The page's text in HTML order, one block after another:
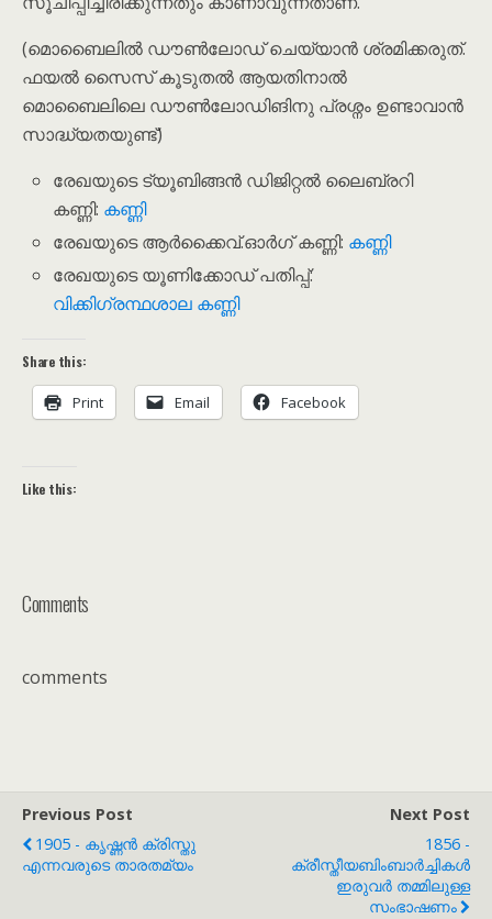
(മൊബൈലിൽ ഡൗൺലോഡ് ചെയ്യാൻ ശ്രമിക്കരുത്.
ഫയൽ സൈസ് കൂടുതൽ ആയതിനാൽ
മൊബൈലിലെ ഡൗ‌ൺലോഡിങിനു പ്രശ്നം ഉണ്ടാവാൻ
സാദ്ധ്യതയുണ്ട്)
രേഖയുടെ ട്യൂബിങ്ങൻ ഡിജിറ്റൽ ലൈബ്രറി
കണ്ണി: കണ്ണി
രേഖയുടെ ആർക്കൈവ്.ഓർഗ് കണ്ണി: കണ്ണി
രേഖയുടെ യൂണിക്കോഡ് പതിപ്പ്:
വിക്കിഗ്രന്ഥശാല കണ്ണി
Share this:
Print Email Facebook
Like this:
Comments
comments
Previous Post
1905 - കൃഷ്ണൻ ക്രിസ്തു
എന്നവരുടെ താരതമ്യം
Next Post
1856 -
ക്രീസ്തീയബിംബാർച്ചികൾ
ഇരുവർ തമ്മിലുള്ള
സംഭാഷണം